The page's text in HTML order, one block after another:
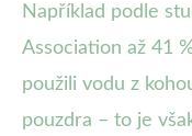
Například podle
Association až 41
použili vodu z
pouzdra – to je